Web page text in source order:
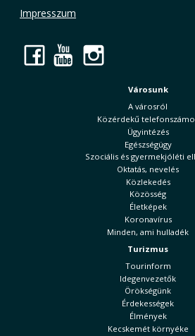
Impresszum
Facebook
YouTube
Városunk
A városról
Közérdekű
Ügyintézés
Egészségügy
Szociális és gyermekjóléti
Oktatás, nevelés
Közlekedés
Közösség
Életképek
Koronavírus
Minden, ami hulladék
Turizmus
Tourinform
Idegenvezetők
Örökségünk
Érdekességek
Élmények
Kecskemét környéke